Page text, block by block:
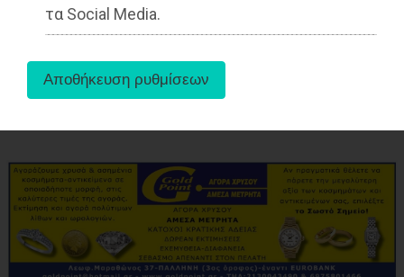
τα Social Media.
Ανατολική Αττική,LIFESTYLE